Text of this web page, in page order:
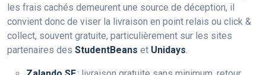
les frais cachés demeurent une source de déception, il
convient donc de viser la livraison en point relais ou click &
collect, souvent gratuite, particulièrement sur les sites
partenaires des StudentBeans et Unidays.